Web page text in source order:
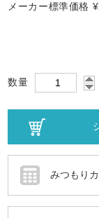
メーカー標準価格
数量